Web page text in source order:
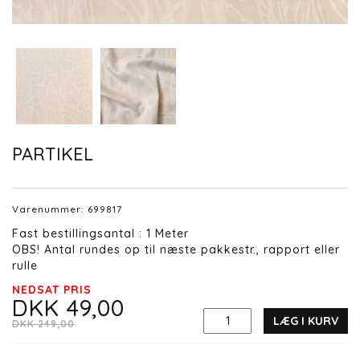
PARTIKEL
Varenummer: 699817
Fast bestillingsantal : 1 Meter
OBS! Antal rundes op til næste pakkestr., rapport eller
rulle
NEDSAT PRIS
DKK 49,00
DKK 249,00 LÆG I KURV